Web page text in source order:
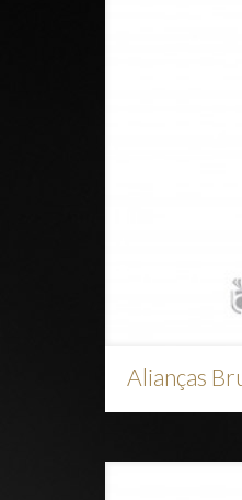
Alianças